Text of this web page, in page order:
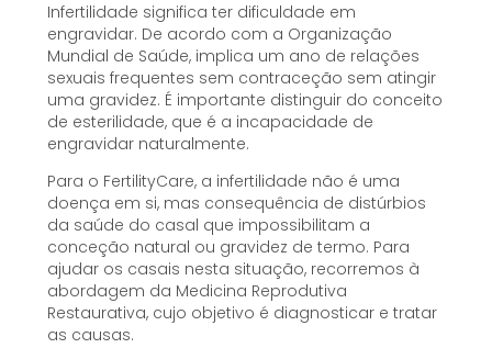
Infertilidade significa ter dificuldade em
engravidar. De acordo com a Organização
Mundial de Saúde, implica um ano de relações
sexuais frequentes sem contraceção sem atingir
uma gravidez. É importante distinguir do conceito
de esterilidade, que é a incapacidade de
engravidar naturalmente.
Para o FertilityCare, a infertilidade não é uma
doença em si, mas consequência de distúrbios
da saúde do casal que impossibilitam a
conceção natural ou gravidez de termo. Para
ajudar os casais nesta situação, recorremos à
abordagem da Medicina Reprodutiva
Restaurativa, cujo objetivo é diagnosticar e tratar
as causas.